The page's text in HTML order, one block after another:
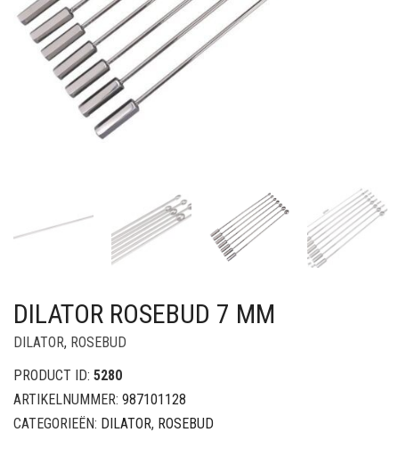
DILATOR ROSEBUD 7 MM
DILATOR, ROSEBUD
PRODUCT ID: 5280
ARTIKELNUMMER: 987101128
CATEGORIEËN: DILATOR, ROSEBUD